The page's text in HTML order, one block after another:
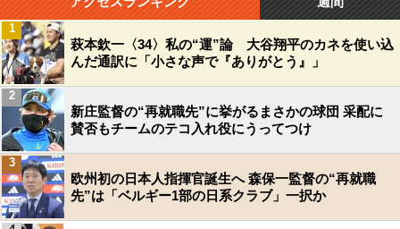
萩本欽一〈34〉私の“運”論 大谷翔平のカネを使い込
んだ通訳に「小さな声で『ありがとう』」
1
新庄監督の“再就職先”に挙がるまさかの球団 采配に
賛否もチームのテコ入れ役にうってつけ
2
欧州初の日本人指揮官誕生へ 森保一監督の“再就職
先”は「ベルギー1部の日系クラブ」一択か
3